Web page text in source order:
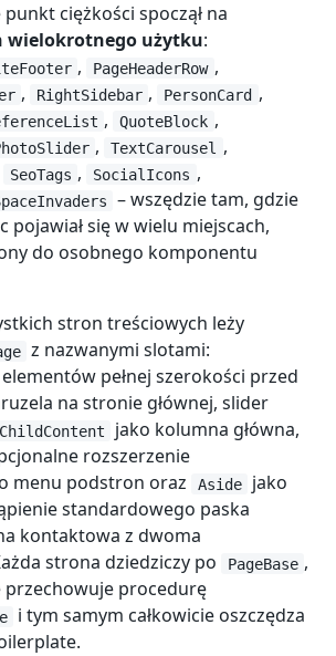
ciężkości spoczął na
wielokrotnego użytku:
, PageHeaderRow ,
, RightSidebar , PersonCard ,
, QuoteBlock ,
, TextCarousel ,
SeoTags , SocialIcons ,
– wszędzie tam, gdzie
pojawiał się w wielu miejscach,
do osobnego komponentu
stron treściowych leży
z nazwanymi slotami:
pełnej szerokości przed
na stronie głównej, slider
ChildContent jako kolumna główna,
rozszerzenie
menu podstron oraz
Aside
jako
standardowego paska
kontaktowa z dwoma
strona dziedziczy po
PageBase ,
procedurę
i tym samym całkowicie oszczędza